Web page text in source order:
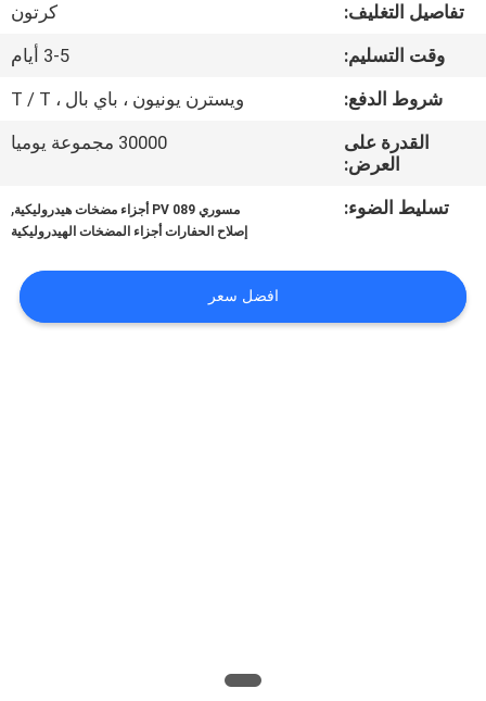
مراقبة
الجودة
اتصل
حالات
تفاصيل التغليف:
كرتون
وقت التسليم:
3-5 أيام
شروط الدفع:
ويسترن يونيون ، باي بال ، T / T
القدرة على
العرض:
30000 مجموعة يوميا
تسليط الضوء: مسوري PV 089 أجزاء مضخات هيدروليكية ,
إصلاح الحفارات أجزاء المضخات الهيدروليكية
افضل سعر